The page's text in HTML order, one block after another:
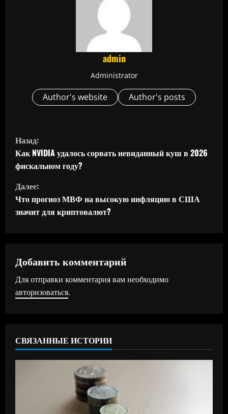
admin
Administrator
Author's website Author's posts
П
р
о
д
о
ж
и
ч
Назад:
Как NVIDIA удалось сорвать невиданный куш в 2026
фискальном году?
Далее:
Что прогноз МВФ на высокую инфляцию в США
значит для криптовалют?
Добавить комментарий
Для отправки комментария вам необходимо
авторизоваться.
СВЯЗАННЫЕ ИСТОРИИ